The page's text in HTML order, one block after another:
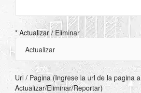
* Actualizar / Eliminar
Url / Pagina (Ingrese la url de la pagina a
Actualizar/Eliminar/Reportar)